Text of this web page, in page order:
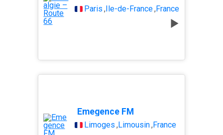
Paris , Île-de-France,France
Emegence FM
Limoges ,Limousin,France